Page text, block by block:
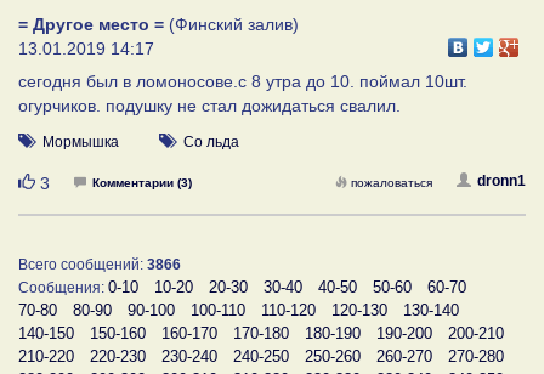
= Другое место = (Финский залив)
13.01.2019 14:17
сегодня был в ломоносове.с 8 утра до 10. поймал 10шт.
огурчиков. подушку не стал дожидаться свалил.
Мормышка Со льда
Нравится
3 Комментарии (3) dronn1
пожаловаться
Всего сообщений: 3866
Сообщения: 0-10 10-20 20-30 30-40 40-50 50-60
60-70
70-80
80-90 90-100 100-110 110-120 120-130
130-140
140-150
150-160 160-170 170-180 180-190 190-200
200-210
210-220
220-230 230-240 240-250 250-260 260-270
270-280